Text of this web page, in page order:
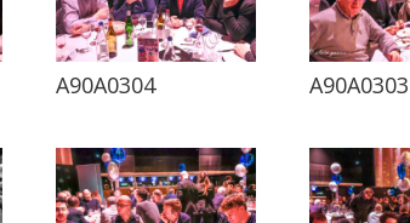
A90A0304 A90A0303